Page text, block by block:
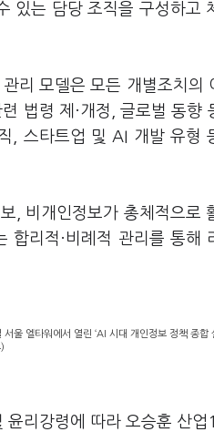
있는 담당 조직을 구성하고
리 모델은 모든 개별조치의
법령 제·개정 ,글로벌 동향
스타트업 및 AI 개발 유형
비개인정보가 총체적으로
합리적·비례적 관리를 통해
울 엘타워에서 열린 ‘AI 시대 개인정보 정책 종
리강령에 따라 오승훈 산업